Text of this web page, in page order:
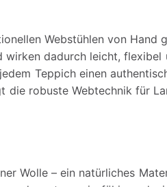
Webstühlen von Hand
wirken dadurch leicht, flexibel
Teppich einen
die robuste Webtechnik für
Wolle – ein natürliches